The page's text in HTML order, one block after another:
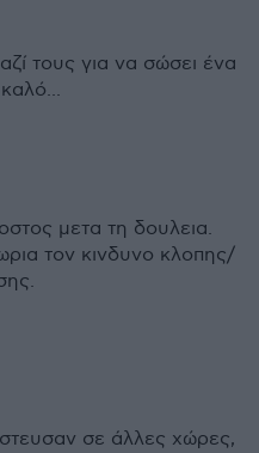
τους για να σώσει ένα
μετα τη δουλεια.
τον κινδυνο κλοπης/
σε άλλες χώρες,